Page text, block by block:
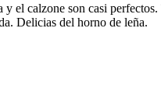
el calzone son casi
Delicias del horno de leña.